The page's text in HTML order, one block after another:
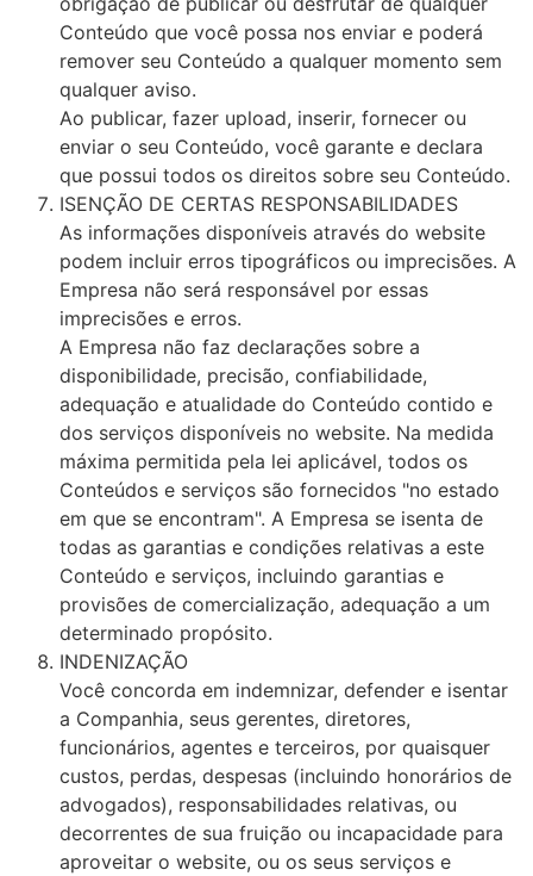
Conteúdo que você possa nos enviar e poderá
remover seu Conteúdo a qualquer momento sem
qualquer aviso.
Ao publicar, fazer upload, inserir, fornecer ou
enviar o seu Conteúdo, você garante e declara
que possui todos os direitos sobre seu Conteúdo.
ISENÇÃO DE CERTAS RESPONSABILIDADES
As informações disponíveis através do website
podem incluir erros tipográficos ou imprecisões. A
Empresa não será responsável por essas
imprecisões e erros.
A Empresa não faz declarações sobre a
disponibilidade, precisão, confiabilidade,
adequação e atualidade do Conteúdo contido e
dos serviços disponíveis no website. Na medida
máxima permitida pela lei aplicável, todos os
Conteúdos e serviços são fornecidos "no estado
em que se encontram". A Empresa se isenta de
todas as garantias e condições relativas a este
Conteúdo e serviços, incluindo garantias e
provisões de comercialização, adequação a um
determinado propósito.
INDENIZAÇÃO
Você concorda em indemnizar, defender e isentar
a Companhia, seus gerentes, diretores,
funcionários, agentes e terceiros, por quaisquer
custos, perdas, despesas (incluindo honorários de
advogados), responsabilidades relativas, ou
decorrentes de sua fruição ou incapacidade para
aproveitar o website, ou os seus serviços e